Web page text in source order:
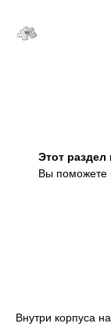
Этот раздел
Вы поможете
Внутри корпуса